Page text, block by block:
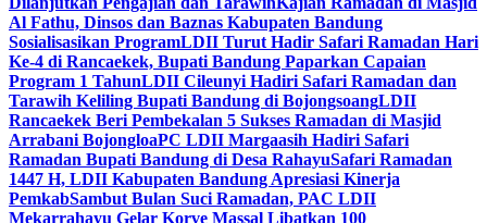
Al Fathu, Dinsos dan Baznas Kabupaten Bandung
Sosialisasikan ProgramLDII Turut Hadir Safari Ramadan Hari
Ke-4 di Rancaekek, Bupati Bandung Paparkan Capaian
Program 1 TahunLDII Cileunyi Hadiri Safari Ramadan dan
Tarawih Keliling Bupati Bandung di BojongsoangLDII
Rancaekek Beri Pembekalan 5 Sukses Ramadan di Masjid
Arrabani BojongloaPC LDII Margaasih Hadiri Safari
Ramadan Bupati Bandung di Desa RahayuSafari Ramadan
1447 H, LDII Kabupaten Bandung Apresiasi Kinerja
PemkabSambut Bulan Suci Ramadan, PAC LDII
Mekarrahayu Gelar Korve Massal Libatkan 100